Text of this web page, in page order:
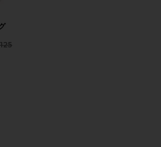
price:
ペンダントネックレス